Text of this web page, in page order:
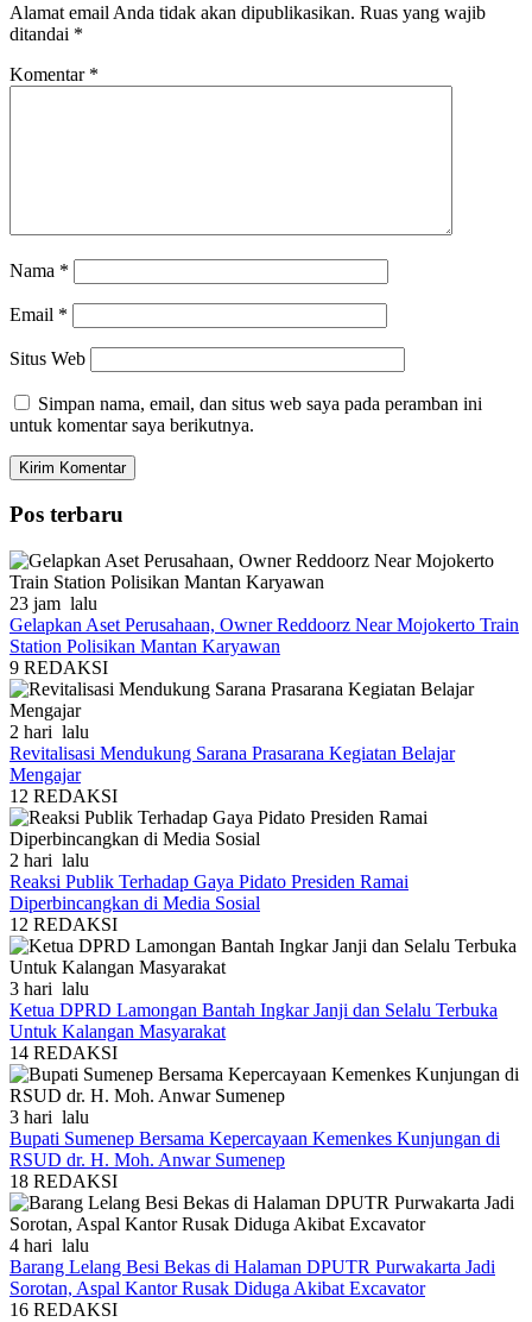
Alamat email Anda tidak akan dipublikasikan. Ruas yang wajib
ditandai *
Komentar *
Nama *
Email *
Situs Web
Simpan nama, email, dan situs web saya pada peramban ini
untuk komentar saya berikutnya.
Pos terbaru
23 jam lalu
Gelapkan Aset Perusahaan, Owner Reddoorz Near Mojokerto Train
Station Polisikan Mantan Karyawan
9 REDAKSI
2 hari lalu
Revitalisasi Mendukung Sarana Prasarana Kegiatan Belajar
Mengajar
12 REDAKSI
2 hari lalu
Reaksi Publik Terhadap Gaya Pidato Presiden Ramai
Diperbincangkan di Media Sosial
12 REDAKSI
3 hari lalu
Ketua DPRD Lamongan Bantah Ingkar Janji dan Selalu Terbuka
Untuk Kalangan Masyarakat
14 REDAKSI
3 hari lalu
Bupati Sumenep Bersama Kepercayaan Kemenkes Kunjungan di
RSUD dr. H. Moh. Anwar Sumenep
18 REDAKSI
4 hari lalu
Barang Lelang Besi Bekas di Halaman DPUTR Purwakarta Jadi
Sorotan, Aspal Kantor Rusak Diduga Akibat Excavator
16 REDAKSI